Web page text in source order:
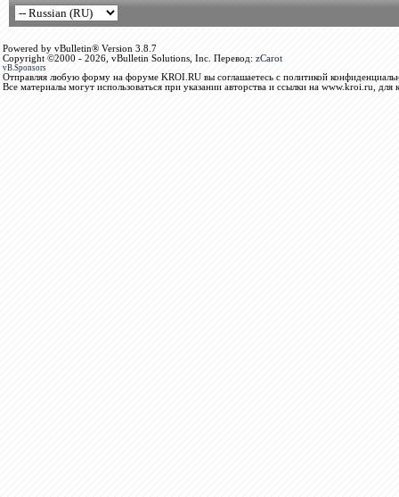
Powered by vBulletin® Version 3.8.7
Copyright ©2000 - 2026, vBulletin Solutions, Inc. Перевод: zCarot
vB.Sponsors
Отправляя любую форму на форуме KROI.RU вы соглашаетесь с политикой
Все материалы могут использоваться при указании авторства и ссылки на www.kroi.ru, для